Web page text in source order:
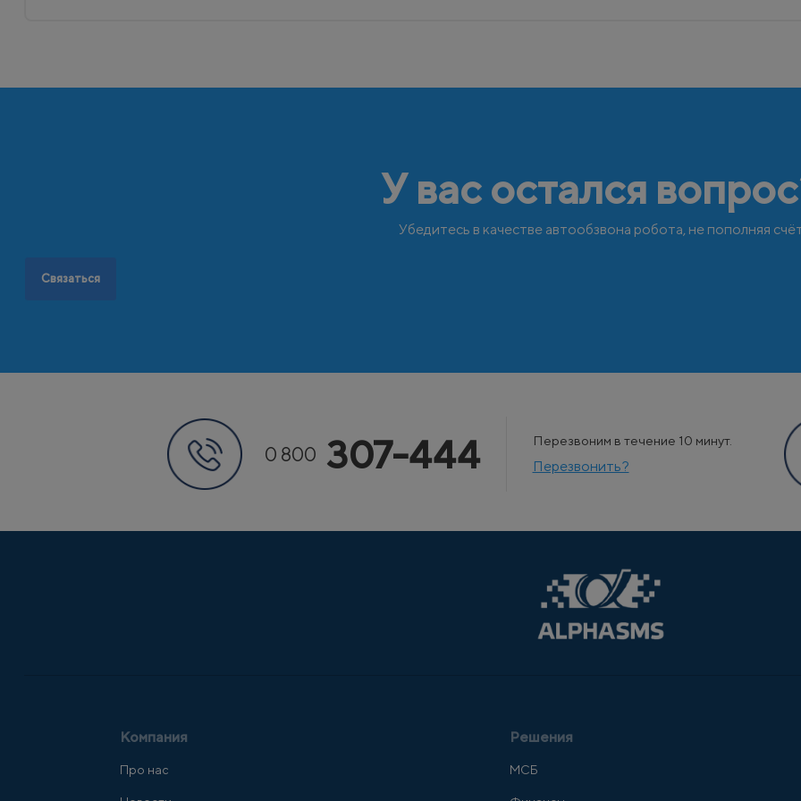
У вас остался
Убедитесь в качестве автообзвона робота, не пополняя
Связаться
0 800 307-444 Перезвоним в течение 10 минут.
Перезвонить?
Компания
Про нас
Решения
МСБ